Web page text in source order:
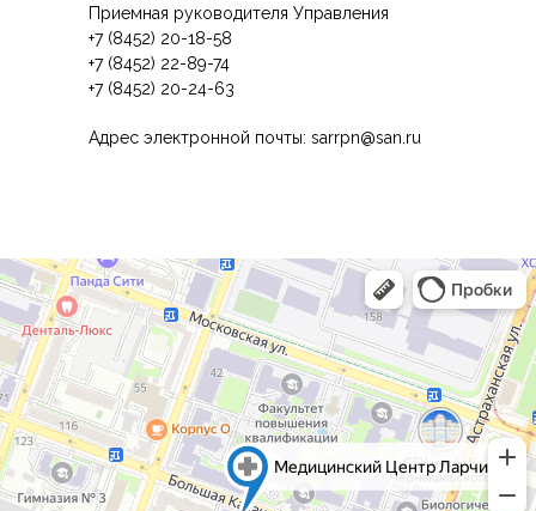
Приемная руководителя Управления
+7 (8452) 20-18-58
+7 (8452) 22-89-74
+7 (8452) 20-24-63
Адрес электронной почты: sarrpn@san.ru